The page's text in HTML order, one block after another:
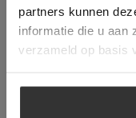
partners kunnen
informatie die u aan
verzameld op basis